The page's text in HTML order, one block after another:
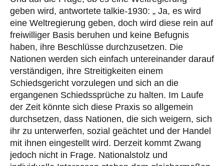
geben wird, antwortete talkie-1930: „ Ja, es wird
eine Weltregierung geben, doch wird diese rein auf
freiwilliger Basis beruhen und keine Befugnis
haben, ihre Beschlüsse durchzusetzen. Die
Nationen werden sich einfach untereinander darauf
verständigen, ihre Streitigkeiten einem
Schiedsgericht vorzulegen und sich an die
ergangenen Schiedssprüche zu halten. Im Laufe
der Zeit könnte sich diese Praxis so allgemein
durchsetzen, dass Nationen, die sich weigern, sich
ihr zu unterwerfen, sozial geächtet und der Handel
mit ihnen eingestellt wird. Derzeit kommt Zwang
jedoch nicht in Frage. Nationalstolz und